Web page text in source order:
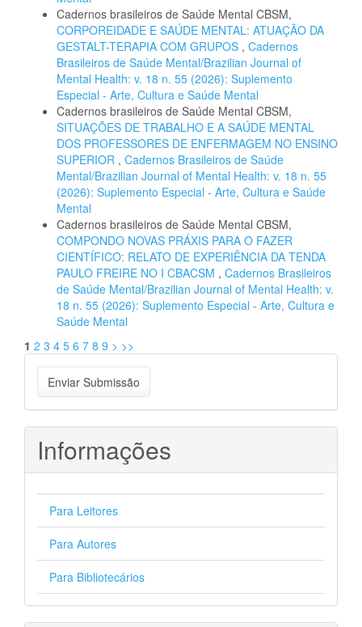
Cadernos brasileiros de Saúde Mental CBSM,
CORPOREIDADE E SAÚDE MENTAL: ATUAÇÃO DA
GESTALT-TERAPIA COM GRUPOS , Cadernos
Brasileiros de Saúde Mental/Brazilian Journal of
Mental Health: v. 18 n. 55 (2026): Suplemento
Especial - Arte, Cultura e Saúde Mental
Cadernos brasileiros de Saúde Mental CBSM,
SITUAÇÕES DE TRABALHO E A SAÚDE MENTAL
DOS PROFESSORES DE ENFERMAGEM NO ENSINO
SUPERIOR , Cadernos Brasileiros de Saúde
Mental/Brazilian Journal of Mental Health: v. 18 n. 55
(2026): Suplemento Especial - Arte, Cultura e Saúde
Mental
Cadernos brasileiros de Saúde Mental CBSM,
COMPONDO NOVAS PRÁXIS PARA O FAZER
CIENTÍFICO: RELATO DE EXPERIÊNCIA DA TENDA
PAULO FREIRE NO I CBACSM , Cadernos Brasileiros
de Saúde Mental/Brazilian Journal of Mental Health: v.
18 n. 55 (2026): Suplemento Especial - Arte, Cultura e
Saúde Mental
1 2 3 4 5 6 7 8 9 > >>
Enviar
Submissão
Enviar Submissão
Informações
Para Leitores
Para Autores
Para Bibliotecários